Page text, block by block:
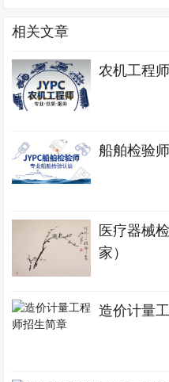
相关文章
农机工程
船舶检验
医疗器械
家）
造价计量